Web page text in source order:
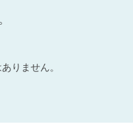
りません。